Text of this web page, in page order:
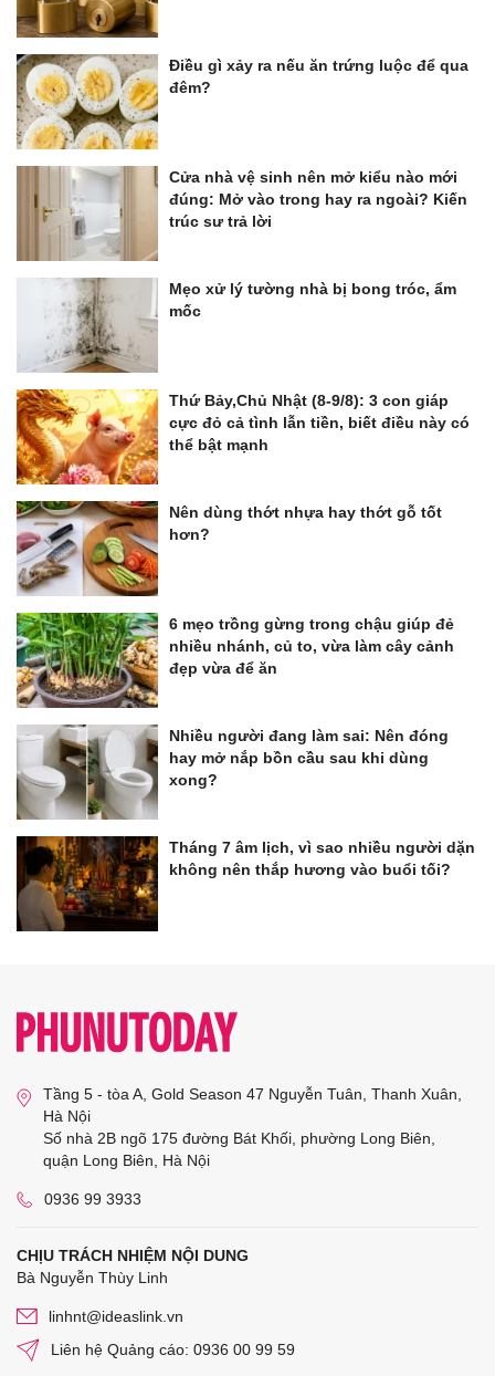
Điều gì xảy ra nếu ăn trứng luộc để qua
đêm?
Cửa nhà vệ sinh nên mở kiểu nào mới
đúng: Mở vào trong hay ra ngoài? Kiến
trúc sư trả lời
Mẹo xử lý tường nhà bị bong tróc, ẩm
mốc
Thứ Bảy,Chủ Nhật (8-9/8): 3 con giáp
cực đỏ cả tình lẫn tiền, biết điều này có
thể bật mạnh
Nên dùng thớt nhựa hay thớt gỗ tốt
hơn?
6 mẹo trồng gừng trong chậu giúp đẻ
nhiều nhánh, củ to, vừa làm cây cảnh
đẹp vừa để ăn
Nhiều người đang làm sai: Nên đóng
hay mở nắp bồn cầu sau khi dùng
xong?
Tháng 7 âm lịch, vì sao nhiều người dặn
không nên thắp hương vào buổi tối?
Tầng 5 - tòa A, Gold Season 47 Nguyễn Tuân, Thanh Xuân,
Hà Nội
Số nhà 2B ngõ 175 đường Bát Khối, phường Long Biên,
quận Long Biên, Hà Nội
0936 99 3933
CHỊU TRÁCH NHIỆM NỘI DUNG
Bà Nguyễn Thùy Linh
linhnt@ideaslink.vn
Liên hệ Quảng cáo: 0936 00 99 59